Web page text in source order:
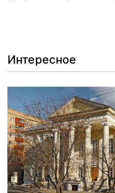
Интересное